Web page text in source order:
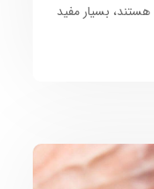
هستند، بسیار مفید